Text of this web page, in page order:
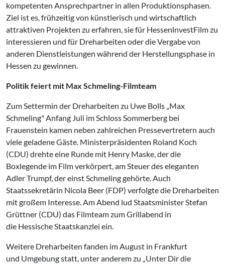
kompetenten Ansprechpartner in allen Produktionsphasen.
Ziel ist es, frühzeitig von künstlerisch und wirtschaftlich
attraktiven Projekten zu erfahren, sie für HessenlnvestFilm zu
interessieren und für Dreharbeiten oder die Vergabe von
anderen Dienstleistungen während der Herstellungsphase in
Hessen zu gewinnen.
Politik feiert mit Max Schmeling-Filmteam
Zum Settermin der Dreharbeiten zu Uwe Bolls „Max
Schmeling" Anfang Juli im Schloss Sommerberg bei
Frauenstein kamen neben zahlreichen Pressevertretern auch
viele geladene Gäste. Ministerpräsidenten Roland Koch
(CDU) drehte eine Runde mit Henry Maske, der die
Boxlegende im Film verkörpert, am Steuer des eleganten
Adler Trumpf, der einst Schmeling gehörte. Auch
Staatssekretärin Nicola Beer (FDP) verfolgte die Dreharbeiten
mit großem Interesse. Am Abend lud Staatsminister Stefan
Grüttner (CDU) das Filmteam zum Grillabend in
die Hessische Staatskanzlei ein.
Weitere Dreharbeiten fanden im August in Frankfurt
und Umgebung statt, unter anderem zu „Unter Dir die